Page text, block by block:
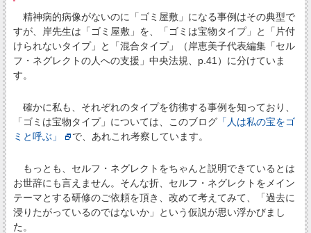
精神病的病像がないのに「ゴミ屋敷」になる事例はその典型で
すが、岸先生は「ゴミ屋敷」を、「ゴミは宝物タイプ」と「片付
けられないタイプ」と「混合タイプ」（岸恵美子代表編集「セル
フ・ネグレクトの人への支援」中央法規、p.41）に分けていま
す。
確かに私も、それぞれのタイプを彷彿する事例を知っており、
「ゴミは宝物タイプ」については、このブログ「人は私の宝をゴ
ミと呼ぶ」
で、あれこれ考察しています。
もっとも、セルフ・ネグレクトをちゃんと説明できているとは
お世辞にも言えません。そんな折、セルフ・ネグレクトをメイン
テーマとする研修のご依頼を頂き、改めて考えてみて、「過去に
浸りたがっているのではないか」という仮説が思い浮かびまし
た。